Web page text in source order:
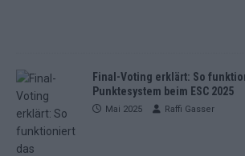
Final-Voting erklärt: So
Punktesystem beim ESC 2025
Mai 2025 Raffi Gasser